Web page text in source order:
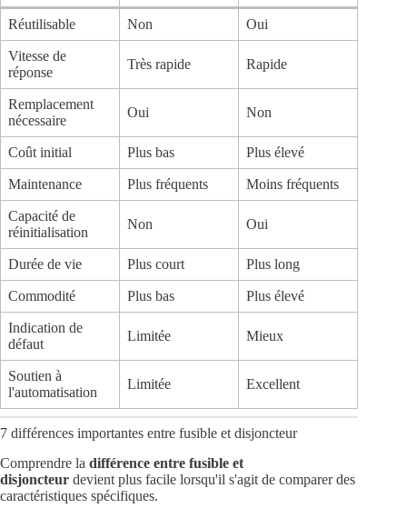
Réutilisable Non Oui
Vitesse de
réponse
Très rapide Rapide
Remplacement
nécessaire
Oui Non
Coût initial Plus bas Plus élevé
Maintenance Plus fréquents Moins fréquents
Capacité de
réinitialisation
Non Oui
Durée de vie Plus court Plus long
Commodité Plus bas Plus élevé
Indication de
défaut
Limitée Mieux
Soutien à
l'automatisation
Limitée Excellent
7 différences importantes entre fusible et disjoncteur
Comprendre la différence entre fusible et
disjoncteur devient plus facile lorsqu'il s'agit de comparer des
caractéristiques spécifiques.